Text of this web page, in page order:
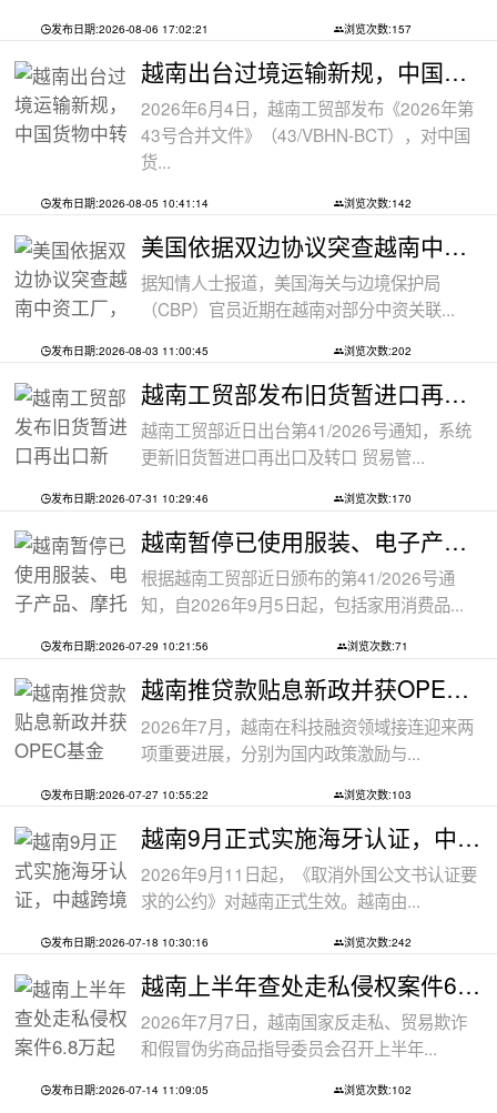
发布日期:2026-08-06 17:02:21 浏览次数:157
越南出台过境运输新规，中国货物中转通
2026年6月4日，越南工贸部发布《2026年第
43号合并文件》（43/VBHN-BCT），对中国
货...
发布日期:2026-08-05 10:41:14 浏览次数:142
美国依据双边协议突查越南中资工厂，三
据知情人士报道，美国海关与边境保护局
（CBP）官员近期在越南对部分中资关联...
发布日期:2026-08-03 11:00:45 浏览次数:202
越南工贸部发布旧货暂进口再出口新规：
越南工贸部近日出台第41/2026号通知，系统
更新旧货暂进口再出口及转口 贸易管...
发布日期:2026-07-31 10:29:46 浏览次数:170
越南暂停已使用服装、电子产品、摩托车
根据越南工贸部近日颁布的第41/2026号通
知，自2026年9月5日起，包括家用消费品...
发布日期:2026-07-29 10:21:56 浏览次数:71
越南推贷款贴息新政并获OPEC基金5000万美
2026年7月，越南在科技融资领域接连迎来两
项重要进展，分别为国内政策激励与...
发布日期:2026-07-27 10:55:22 浏览次数:103
越南9月正式实施海牙认证，中越跨境文件
2026年9月11日起，《取消外国公文书认证要
求的公约》对越南正式生效。越南由...
发布日期:2026-07-18 10:30:16 浏览次数:242
越南上半年查处走私侵权案件6.8万起
2026年7月7日，越南国家反走私、贸易欺诈
和假冒伪劣商品指导委员会召开上半年...
发布日期:2026-07-14 11:09:05 浏览次数:102